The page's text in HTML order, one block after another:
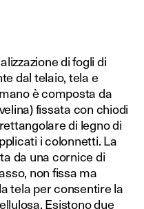
di fogli di
dal telaio, tela e
è composta da
fissata con chiodi
di legno di
i colonnetti. La
da una cornice di
non fissa ma
tela per consentire la
Esistono due